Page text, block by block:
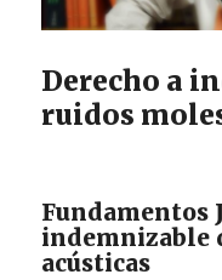
Derecho a
ruidos
Fundamentos
indemnizable
acústicas